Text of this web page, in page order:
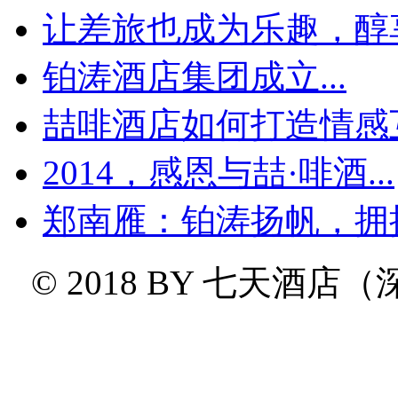
让差旅也成为乐趣，醇
铂涛酒店集团成立...
喆啡酒店如何打造情感
2014，感恩与喆·啡酒...
郑南雁：铂涛扬帆，
© 2018 BY 七天酒店（